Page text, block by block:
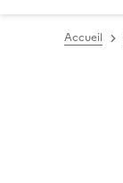
Accueil